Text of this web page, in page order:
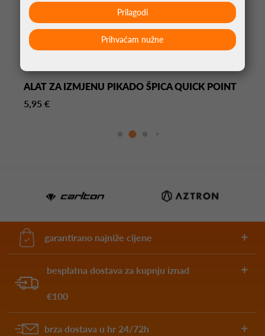
ALAT ZA IZMJENU PIKADO ŠPICA QUICK POINT
5,95 €
garantirano najniže cijene
besplatna dostava za kupnju iznad
€100
brza dostava u hr 24/72h
Prihvaćam nužne
Prilagodi